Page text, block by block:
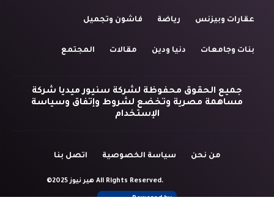
عقارات وبيزنس رياضة فاشون وتجميل
بنات وجامعات دنيا ودين مقالات المجتمع
جميع الحقوق محفوظة لشركة سنيور ميديا شركة
مساهمة مصرية وتخضع لشروط وإتفاق وسياسة
الإستخدام
من نحن سياسة الخصوصية اتصل بنا
©2025 هير نيوز All Rights Reserved.
Powered by